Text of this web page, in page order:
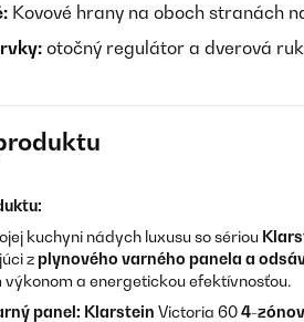
Kovové hrany na oboch stranách
otočný regulátor a dverová
kuchyni nádych luxusu so sériou
z plynového varného panela a
výkonom a energetickou efektívnosťou.
panel: Klarstein Victoria 604-